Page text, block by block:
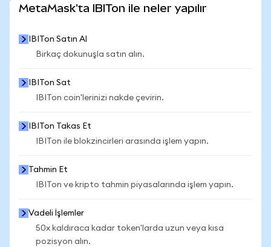
MetaMask'ta IBITon ile neler yapılır
IBITon Satın Al
Birkaç dokunuşla satın alın.
IBITon Sat
IBITon coin'lerinizi nakde çevirin.
IBITon Takas Et
IBITon ile blokzincirleri arasında işlem yapın.
Tahmin Et
IBITon ve kripto tahmin piyasalarında işlem yapın.
Vadeli İşlemler
50x kaldıraca kadar token'larda uzun veya kısa
pozisyon alın.